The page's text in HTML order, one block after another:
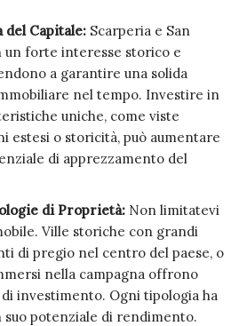
del Capitale: Scarperia e San
un forte interesse storico e
a garantire una solida
nel tempo. Investire in
uniche, come viste
estesi o storicità, può aumentare
di apprezzamento del
di Proprietà: Non limitatevi
Ville storiche con grandi
di pregio nel centro del paese, o
nella campagna offrono
investimento. Ogni tipologia ha
suo potenziale di rendimento.